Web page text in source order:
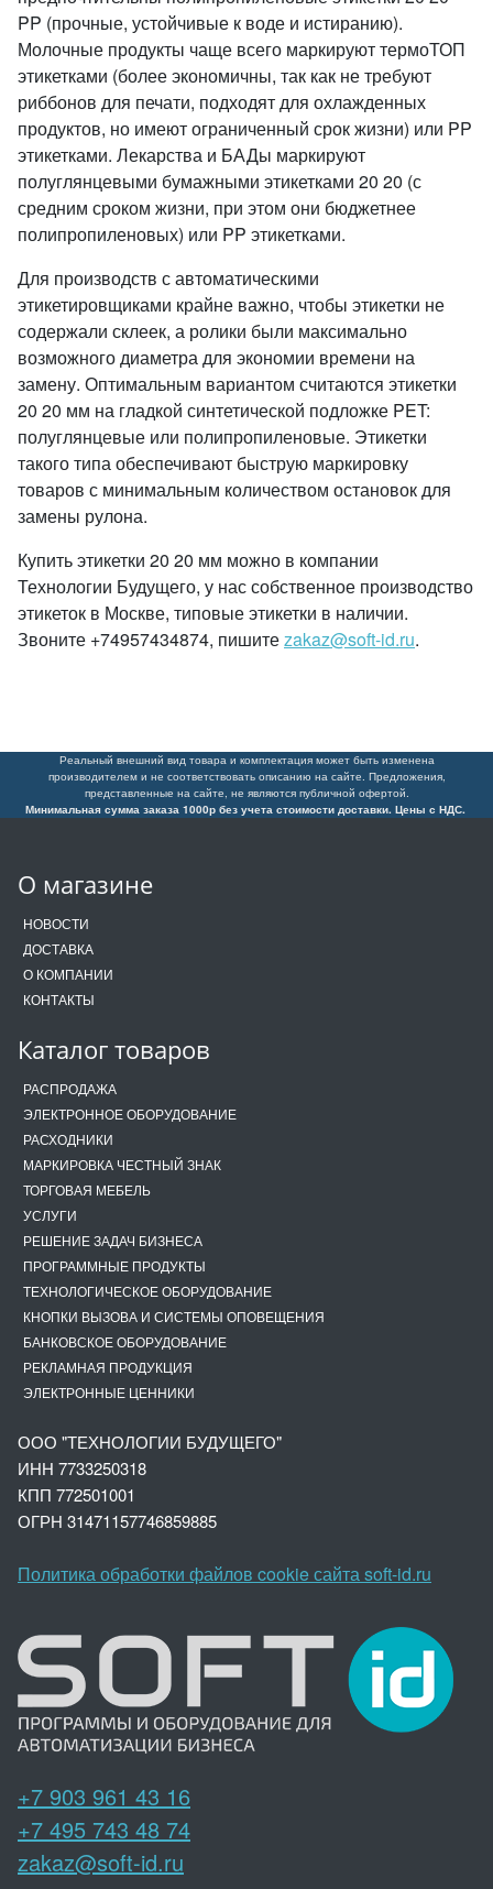
PP (прочные, устойчивые к воде и истиранию).
Молочные продукты чаще всего маркируют термоТОП
этикетками (более экономичны, так как не требуют
риббонов для печати, подходят для охлажденных
продуктов, но имеют ограниченный срок жизни) или PP
этикетками. Лекарства и БАДы маркируют
полуглянцевыми бумажными этикетками 20 20 (с
средним сроком жизни, при этом они бюджетнее
полипропиленовых) или PP этикетками.
Для производств с автоматическими
этикетировщиками крайне важно, чтобы этикетки не
содержали склеек, а ролики были максимально
возможного диаметра для экономии времени на
замену. Оптимальным вариантом считаются этикетки
20 20 мм на гладкой синтетической подложке PET:
полуглянцевые или полипропиленовые. Этикетки
такого типа обеспечивают быструю маркировку
товаров с минимальным количеством остановок для
замены рулона.
Купить этикетки 20 20 мм можно в компании
Технологии Будущего, у нас собственное производство
этикеток в Москве, типовые этикетки в наличии.
Звоните +74957434874, пишитеzakaz@soft-id.ru.
Реальный внешний вид товара и комплектация может быть изменена
производителем и не соответствовать описанию на сайте. Предложения,
представленные на сайте, не являются публичной офертой.
Минимальная сумма заказа 1000р без учета стоимости доставки. Цены с НДС.
О магазине
НОВОСТИ
ДОСТАВКА
О КОМПАНИИ
КОНТАКТЫ
Каталог товаров
РАСПРОДАЖА
ЭЛЕКТРОННОЕ ОБОРУДОВАНИЕ
РАСХОДНИКИ
МАРКИРОВКА ЧЕСТНЫЙ ЗНАК
ТОРГОВАЯ МЕБЕЛЬ
УСЛУГИ
РЕШЕНИЕ ЗАДАЧ БИЗНЕСА
ПРОГРАММНЫЕ ПРОДУКТЫ
ТЕХНОЛОГИЧЕСКОЕ ОБОРУДОВАНИЕ
КНОПКИ ВЫЗОВА И СИСТЕМЫ ОПОВЕЩЕНИЯ
БАНКОВСКОЕ ОБОРУДОВАНИЕ
РЕКЛАМНАЯ ПРОДУКЦИЯ
ЭЛЕКТРОННЫЕ ЦЕННИКИ
ООО "ТЕХНОЛОГИИ БУДУЩЕГО"
ИНН 7733250318
КПП 772501001
ОГРН 31471157746859885
Политика обработки файлов cookie сайта soft-id.ru
+7 903 961 43 16
+7 495 743 48 74
zakaz@soft-id.ru